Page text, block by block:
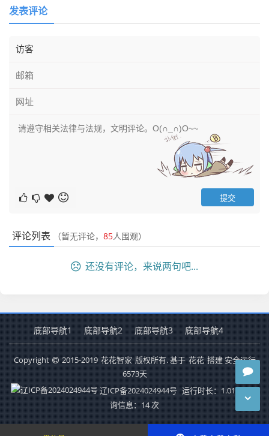
发表评论
评论列表 （暂无评论， 85人围观）
还没有评论，来说两句吧...
底部导航1 底部导航2 底部导航3 底部导航4
Copyright 2015-2019 花花智家 版权所有. 基于 花花 搭建 安全运行
6573天
辽ICP备2024024944号 运行时长：1.018秒
询信息：14 次